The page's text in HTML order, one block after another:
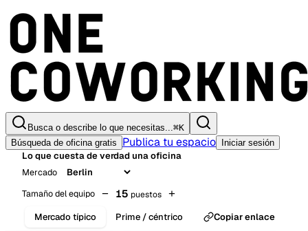
Busca o describe lo que necesitas...⌘K
Búsqueda de oficina gratis
Publica tu espacio Iniciar sesión
Lo que cuesta de verdad una oficina
Mercado
Tamaño del equipo − 15 puestos +
Mercado típico Prime / céntrico Copiar enlace